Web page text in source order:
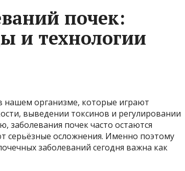
почек:
и технологии
нашем организме, которые играют
выведении токсинов и регулировании
заболевания почек часто остаются
серьёзные осложнения. Именно поэтому
заболеваний сегодня важна как